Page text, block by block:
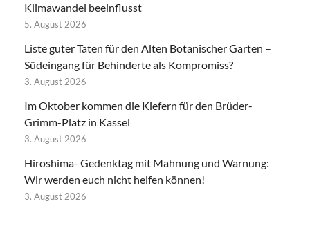
Klimawandel beeinflusst
5. August 2026
Liste guter Taten für den Alten Botanischer Garten –
Südeingang für Behinderte als Kompromiss?
3. August 2026
Im Oktober kommen die Kiefern für den Brüder-
Grimm-Platz in Kassel
3. August 2026
Hiroshima- Gedenktag mit Mahnung und Warnung:
Wir werden euch nicht helfen können!
3. August 2026